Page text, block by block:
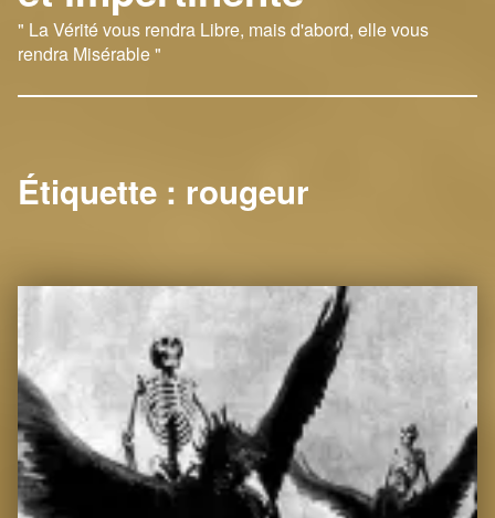
" La Vérité vous rendra Libre, mais d'abord, elle vous
rendra Misérable "
Étiquette : rougeur